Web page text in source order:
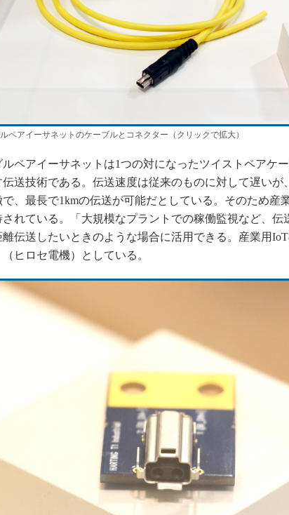
ペアイーサネットのケーブルとコネクター（クリックで拡大）
ペアイーサネットは1つの対になったツイストペアケ
送技術である。伝送速度は従来のものに対して遅いが
で、最長で1kmの伝送が可能だとしている。そのため産
されている。「大規模なプラントでの稼働監視など、伝
離伝送したいときのような場合に活用できる。産業用
ヒロセ電機）としている。